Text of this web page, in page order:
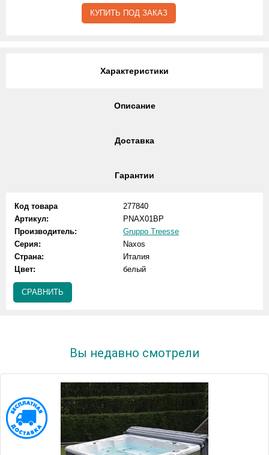
КУПИТЬ ПОД ЗАКАЗ
Характеристики
Описание
Доставка
Гарантии
Код товара
277840
Артикул:
PNAX01BP
Производитель:
Gruppo Treesse
Серия:
Naxos
Страна:
Италия
Цвет:
белый
СРАВНИТЬ
Вы недавно смотрели